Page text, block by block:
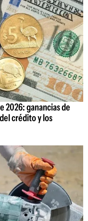
2026: ganancias de
crédito y los